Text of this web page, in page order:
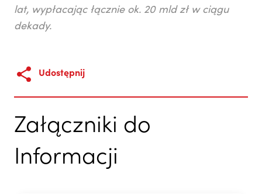
lat, wypłacając łącznie ok. 20 mld zł w ciągu
dekady.
Udostępnij
Załączniki do
Informacji